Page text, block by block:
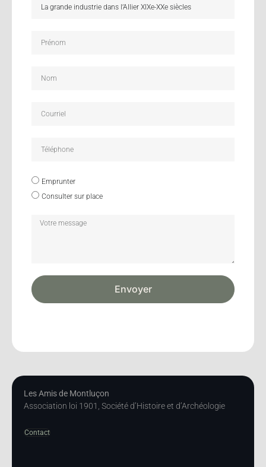
Emprunter
Consulter sur place
Envoyer
Les Amis de Montluçon
Association loi 1901, Société d’Histoire et d’Archéologie
Contact